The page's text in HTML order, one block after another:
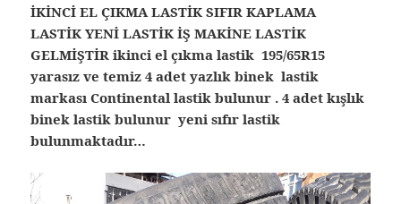
İKİNCİ EL ÇIKMA LASTİK SIFIR KAPLAMA
LASTİK YENİ LASTİK İŞ MAKİNE LASTİK
GELMİŞTİR ikinci el çıkma lastik 195/65R15
yarasız ve temiz 4 adet yazlık binek lastik
markası Continental lastik bulunur . 4 adet kışlık
binek lastik bulunur yeni sıfır lastik
bulunmaktadır…